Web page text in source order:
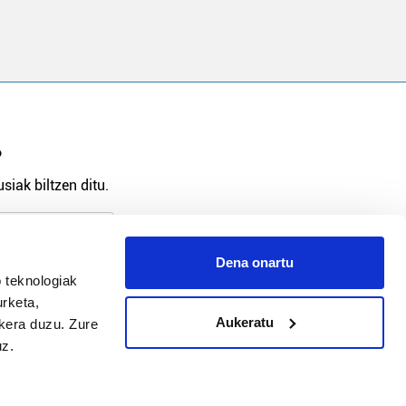
duzu. Zure
Dena onartu
Aukeratu
biltzen ditu.